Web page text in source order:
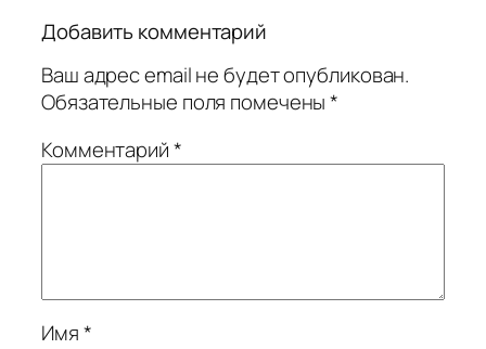
Добавить комментарий
Ваш адрес email не будет опубликован.
Обязательные поля помечены*
Комментарий*
Имя*